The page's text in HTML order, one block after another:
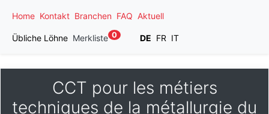
Home Kontakt Branchen FAQ Aktuell
Übliche Löhne Merkliste 0 DE FR IT
CCT pour les métiers
techniques de la métallurgie du